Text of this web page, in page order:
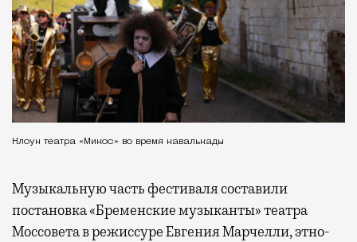
Клоун театра «Микос» во время кавалькады
Музыкальную часть фестиваля составили
постановка «Бременские музыканты» театра
Моссовета в режиссуре Евгения Марчелли, этно-